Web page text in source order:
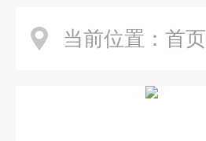
当前位置： 首页